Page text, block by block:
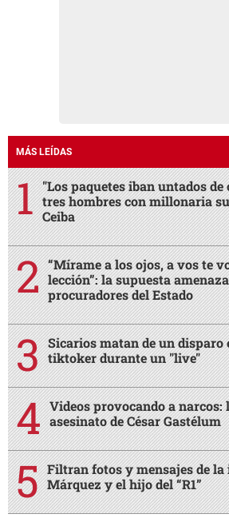
MÁS LEÍDAS
"Los paquetes iban untados
tres hombres con millonaria
Ceiba
“Mírame a los ojos, a vos te
lección”: la supuesta
procuradores del Estado
Sicarios matan de un disparo
tiktoker durante un "live"
Videos provocando a narcos:
asesinato de César Gastélum
Filtran fotos y mensajes de
Márquez y el hijo del “R1”